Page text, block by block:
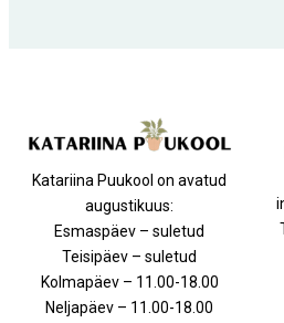
Katariina Puukool on avatud
augustikuus:
Esmaspäev – suletud
Teisipäev – suletud
Kolmapäev – 11.00-18.00
Neljapäev – 11.00-18.00